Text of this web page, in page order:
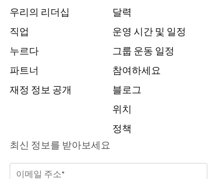
우리의 리더십
직업
누르다
파트너
재정 정보 공개
달력
운영 시간 및 일정
그룹 운동 일정
참여하세요
블로그
위치
정책
최신 정보를 받아보세요